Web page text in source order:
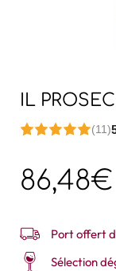
IL
(11)
86,48€
Port offert
Sélection